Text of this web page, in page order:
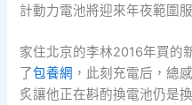
計動力電池將迎來年夜範圍
家住北京的李林2016年買的
了包養網 ，此刻充電后，總
炙讓他正在斟酌換電池仍是